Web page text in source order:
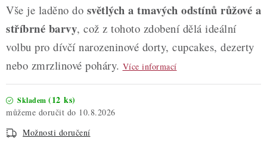
Vše je laděno do světlých a tmavých odstínů růžové a
stříbrné barvy, což z tohoto zdobení dělá ideální
volbu pro dívčí narozeninové dorty, cupcakes, dezerty
nebo zmrzlinové poháry. Více informací
Skladem (12 ks)
10.8.2026
Možnosti doručení